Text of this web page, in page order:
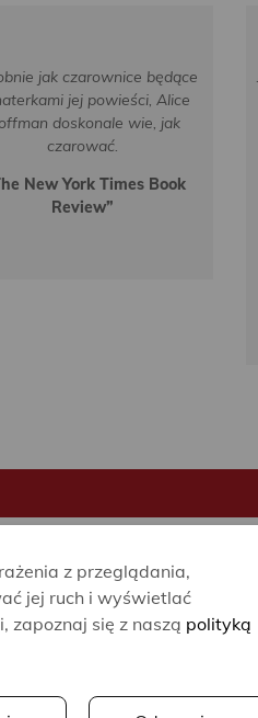
jak czarownice będące
jej powieści, Alice
doskonale wie, jak
czarować.
New York Times Book
Review”
z przeglądania,
jej ruch i wyświetlać
zapoznaj się z naszą polityką